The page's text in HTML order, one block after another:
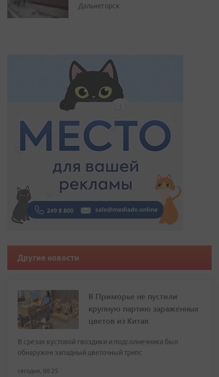
Дальнегорск
Другие новости
В Приморье не пустили
крупную партию зараженных
цветов из Китая
В срезах кустовой гвоздики и подсолнечника был
обнаружен западный цветочный трипс
сегодня, 00:25